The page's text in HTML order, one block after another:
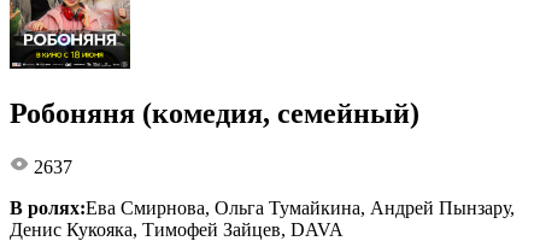
Робоняня (комедия, семейный)
2637
В ролях:Ева Смирнова, Ольга Тумайкина, Андрей Пынзару,
Денис Кукояка, Тимофей Зайцев, DAVA